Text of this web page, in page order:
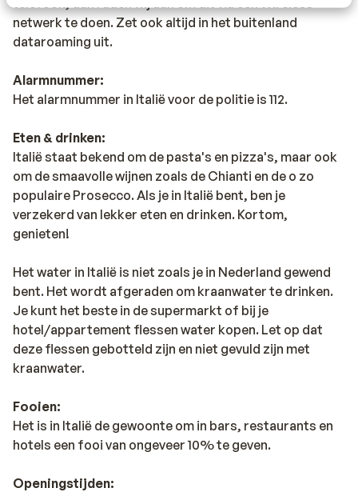
netwerk te doen. Zet ook altijd in het buitenland
dataroaming uit.
Alarmnummer:
Het alarmnummer in Italië voor de politie is 112.
Eten & drinken:
Italië staat bekend om de pasta's en pizza's, maar ook
om de smaavolle wijnen zoals de Chianti en de o zo
populaire Prosecco. Als je in Italië bent, ben je
verzekerd van lekker eten en drinken. Kortom,
genieten!
Het water in Italië is niet zoals je in Nederland gewend
bent. Het wordt afgeraden om kraanwater te drinken.
Je kunt het beste in de supermarkt of bij je
hotel/appartement flessen water kopen. Let op dat
deze flessen gebotteld zijn en niet gevuld zijn met
kraanwater.
Fooien:
Het is in Italië de gewoonte om in bars, restaurants en
hotels een fooi van ongeveer 10% te geven.
Openingstijden: